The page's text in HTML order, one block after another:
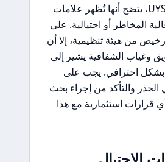
عند تقييم سلوك UYS، يتضح أنها تُظهر علامات
المخاطر أو احتيالية. على
من هيئة تنظيمية، إلا أن
وغياب الشفافية يشير إلى
بشكل احترافي. يجب على
والتأكد من إجراء بحث
قرارات استثمارية مع هذا